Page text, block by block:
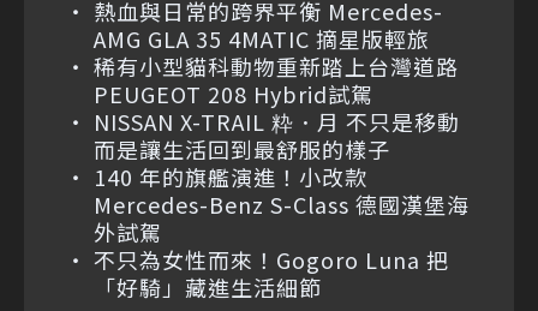
熱血與日常的跨界平衡 Mercedes-
AMG GLA 35 4MATIC 摘星版輕旅
稀有小型貓科動物重新踏上台灣道路
PEUGEOT 208 Hybrid試駕
NISSAN X-TRAIL 粋．月 不只是移動
而是讓生活回到最舒服的樣子
140 年的旗艦演進！小改款
Mercedes-Benz S-Class 德國漢堡海
外試駕
不只為女性而來！Gogoro Luna 把
「好騎」藏進生活細節